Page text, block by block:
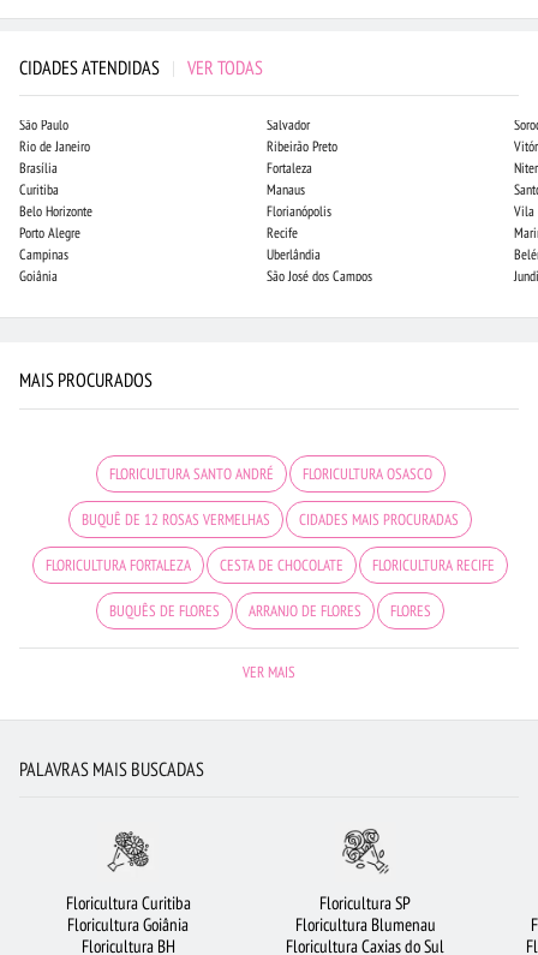
CIDADES ATENDIDAS | VER TODAS
São Paulo
Rio de Janeiro
Brasília
Curitiba
Belo Horizonte
Porto Alegre
Campinas
Goiânia
Salvador
Ribeirão Preto
Fortaleza
Manaus
Florianópolis
Recife
Uberlândia
São José dos Campos
Vila
MAIS PROCURADOS
FLORICULTURA SANTO ANDRÉ FLORICULTURA OSASCO
BUQUÊ DE 12 ROSAS VERMELHAS CIDADES MAIS PROCURADAS
FLORICULTURA FORTALEZA CESTA DE CHOCOLATE FLORICULTURA RECIFE
BUQUÊS DE FLORES ARRANJO DE FLORES FLORES
FLORICULTURA BRASÍLIA FLORICULTURA BELÉM CESTA DE FRUTAS
FLORICULTURA PORTO ALEGRE FLORICULTURA UBERLÂNDIA
VER MAIS
PALAVRAS MAIS BUSCADAS
Floricultura Curitiba
Floricultura Goiânia
Floricultura BH
Floricultura SP
Floricultura Blumenau
Floricultura Caxias do Sul